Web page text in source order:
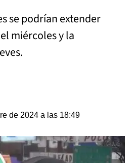
se podrían extender
miércoles y la
de 2024 a las 18:49